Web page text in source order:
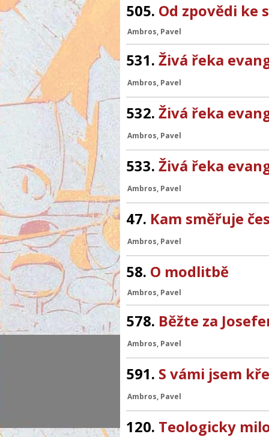
505. Od zpovědi ke
Ambros, Pavel
531. Živá řeka
Ambros, Pavel
532. Živá řeka
Ambros, Pavel
533. Živá řeka
Ambros, Pavel
47. Kam směřuje
Ambros, Pavel
58. O modlitbě
Ambros, Pavel
578. Běžte za
Ambros, Pavel
591. S vámi jsem
Ambros, Pavel
120. Teologicky